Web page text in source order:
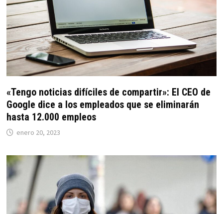
«Tengo noticias difíciles de compartir»: El CEO de
Google dice a los empleados que se eliminarán
hasta 12.000 empleos
enero 20, 2023